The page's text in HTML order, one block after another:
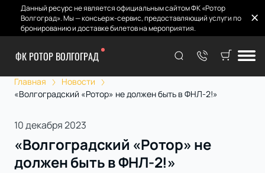
Данный ресурс не является официальным сайтом ФК «Ротор
Волгоград». Мы — консьерж-сервис, предоставляющий услуги по
бронированию и доставке билетов на мероприятия.
ФК РОТОР ВОЛГОГРАД
Главная
Новости
«Волгоградский «Ротор» не должен быть в ФНЛ-2!»
10 декабря 2023
«Волгоградский «Ротор» не
должен быть в ФНЛ-2!»